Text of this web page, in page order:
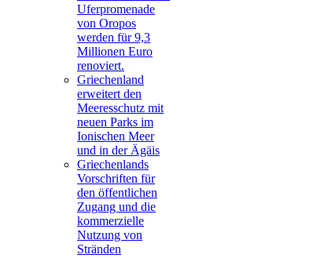
Uferpromenade
von Oropos
werden für 9,3
Millionen Euro
renoviert.
Griechenland
erweitert den
Meeresschutz mit
neuen Parks im
Ionischen Meer
und in der Ägäis
Griechenlands
Vorschriften für
den öffentlichen
Zugang und die
kommerzielle
Nutzung von
Stränden